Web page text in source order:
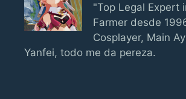
"Top Legal Expert
Farmer desde
Cosplayer, Main
Yanfei, todo me da pereza.